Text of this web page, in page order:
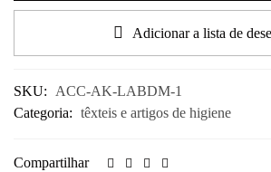
Adicionar a lista de
SKU:
ACC-AK-LABDM-1
Categoria: têxteis e artigos de higiene
Compartilhar